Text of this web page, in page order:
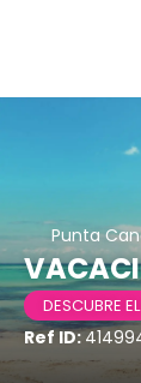
Punta
DESCUBRE
Ref ID: